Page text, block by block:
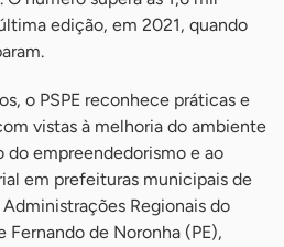
edição, em 2021, quando
o PSPE reconhece práticas e
vistas à melhoria do ambiente
empreendedorismo e ao
em prefeituras municipais de
Regionais do
Fernando de Noronha (PE),